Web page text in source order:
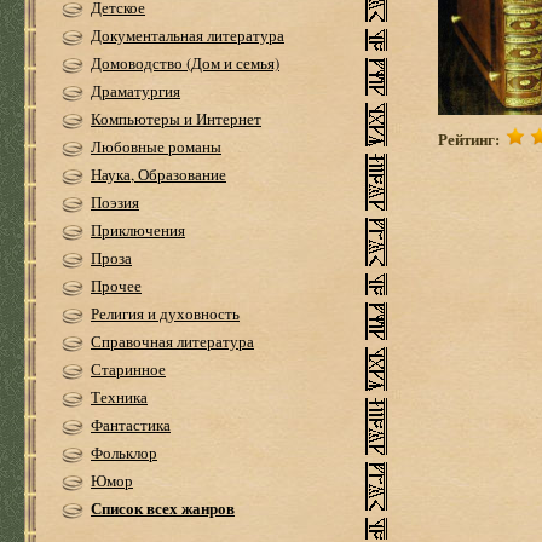
Детское
Документальная литература
Домоводство (Дом и семья)
Драматургия
Компьютеры и Интернет
Любовные романы
Наука, Образование
Поэзия
Приключения
Проза
Прочее
Религия и духовность
Справочная литература
Старинное
Техника
Фантастика
Фольклор
Юмор
Список всех жанров
Рейтинг: